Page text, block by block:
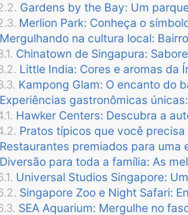
Gardens by the Bay: Um
Merlion Park: Conheça o
Mergulhando na cultura local:
Chinatown de Singapura:
Little India: Cores e aromas da
Kampong Glam: O encanto do
Experiências gastronômicas
Hawker Centers: Descubra a
Pratos típicos que você
Restaurantes premiados para uma
Diversão para toda a família: As
Universal Studios Singapore:
Singapore Zoo e Night Safari:
SEA Aquarium: Mergulhe no